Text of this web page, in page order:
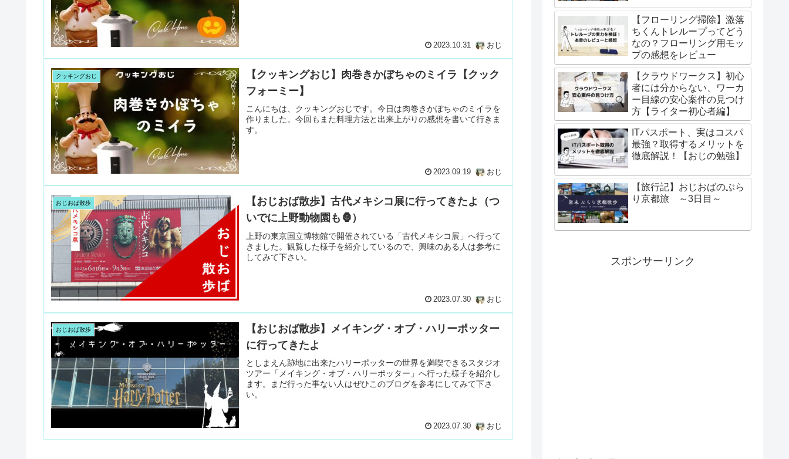
2023.10.31 おじ
クッキングおじ
【クッキングおじ】肉巻きかぼちゃのミイラ【クック
フォーミー】
こんにちは、クッキングおじです。今日は肉巻きかぼちゃのミイラを
作りました。今回もまた料理方法と出来上がりの感想を書いて行きま
す。
2023.09.19 おじ
おじおば散歩
【おじおば散歩】古代メキシコ展に行ってきたよ（つ
いでに上野動物園も🦍）
上野の東京国立博物館で開催されている「古代メキシコ展」へ行って
きました。観覧した様子を紹介しているので、興味のある人は参考に
してみて下さい。
2023.07.30 おじ
おじおば散歩
【おじおば散歩】メイキング・オブ・ハリーポッター
に行ってきたよ
としまえん跡地に出来たハリーポッターの世界を満喫できるスタジオ
ツアー「メイキング・オブ・ハリーポッター」へ行った様子を紹介し
ます。まだ行った事ない人はぜひこのブログを参考にしてみて下さ
い。
2023.07.30 おじ
【フローリング掃除】激落
ちくんトレループってどう
なの？フローリング用モッ
プの感想をレビュー
【クラウドワークス】初心
者には分からない、ワーカ
ー目線の安心案件の見つけ
方【ライター初心者編】
ITパスポート、実はコスパ
最強？取得するメリットを
徹底解説！【おじの勉強】
【旅行記】おじおばのぶら
り京都旅 ～3日目～
スポンサーリンク